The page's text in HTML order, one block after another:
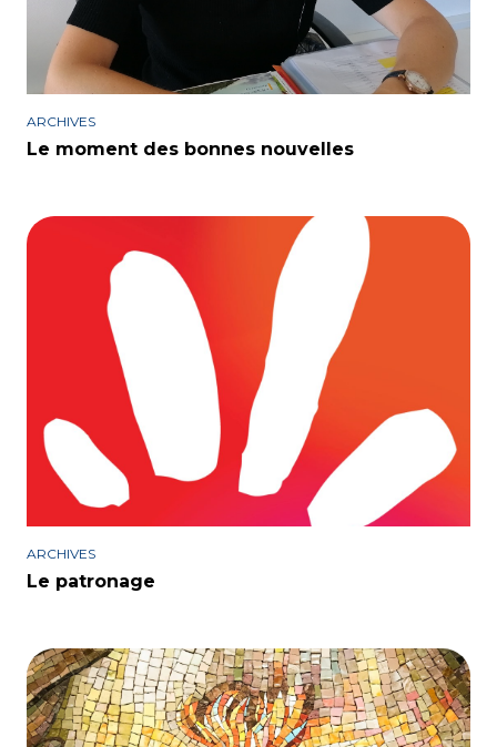
ARCHIVES
Le moment des bonnes nouvelles
ARCHIVES
Le patronage